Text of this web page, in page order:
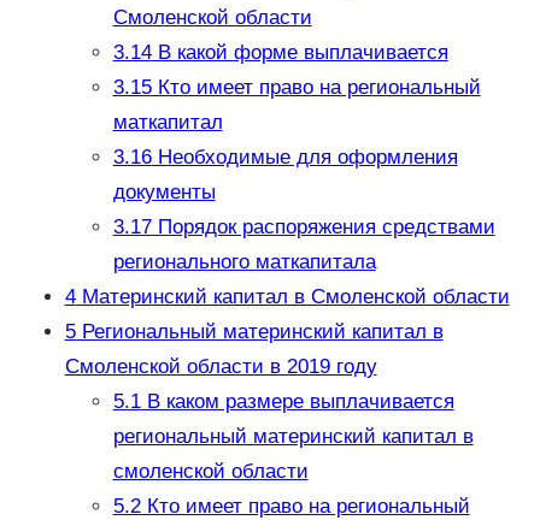
Смоленской области
3.14В какой форме выплачивается
3.15Кто имеет право на региональный
маткапитал
3.16Необходимые для оформления
документы
3.17Порядок распоряжения средствами
регионального маткапитала
4Материнский капитал в Смоленской области
5Региональный материнский капитал в
Смоленской области в 2019 году
5.1В каком размере выплачивается
региональный материнский капитал в
смоленской области
5.2Кто имеет право на региональный